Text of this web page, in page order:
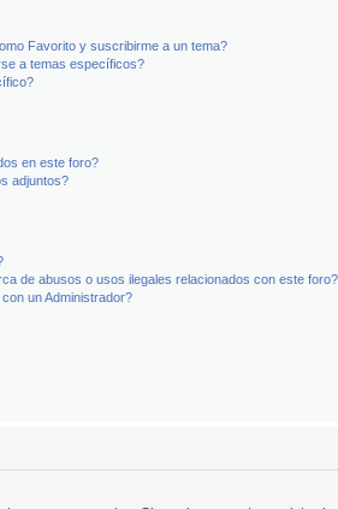
Favorito y suscribirme a un tema?
a temas específicos?
en este foro?
adjuntos?
de abusos o usos ilegales relacionados con este foro?
un Administrador?